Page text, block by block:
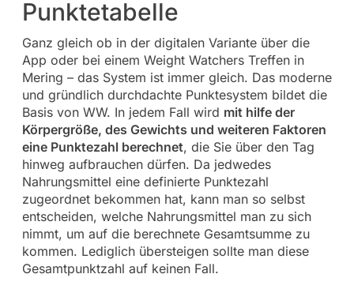
Punktetabelle
Ganz gleich ob in der digitalen Variante über die
App oder bei einem Weight Watchers Treffen in
Mering – das System ist immer gleich. Das moderne
und gründlich durchdachte Punktesystem bildet die
Basis von WW. In jedem Fall wird mit hilfe der
Körpergröße, des Gewichts und weiteren Faktoren
eine Punktezahl berechnet, die Sie über den Tag
hinweg aufbrauchen dürfen. Da jedwedes
Nahrungsmittel eine definierte Punktezahl
zugeordnet bekommen hat, kann man so selbst
entscheiden, welche Nahrungsmittel man zu sich
nimmt, um auf die berechnete Gesamtsumme zu
kommen. Lediglich übersteigen sollte man diese
Gesamtpunktzahl auf keinen Fall.